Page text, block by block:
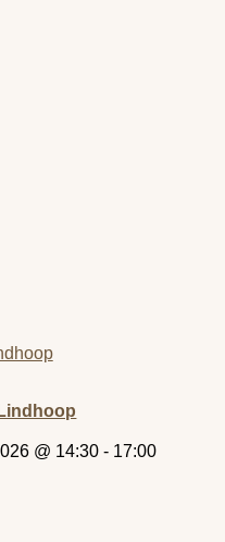
@ 14:30 - 17:00